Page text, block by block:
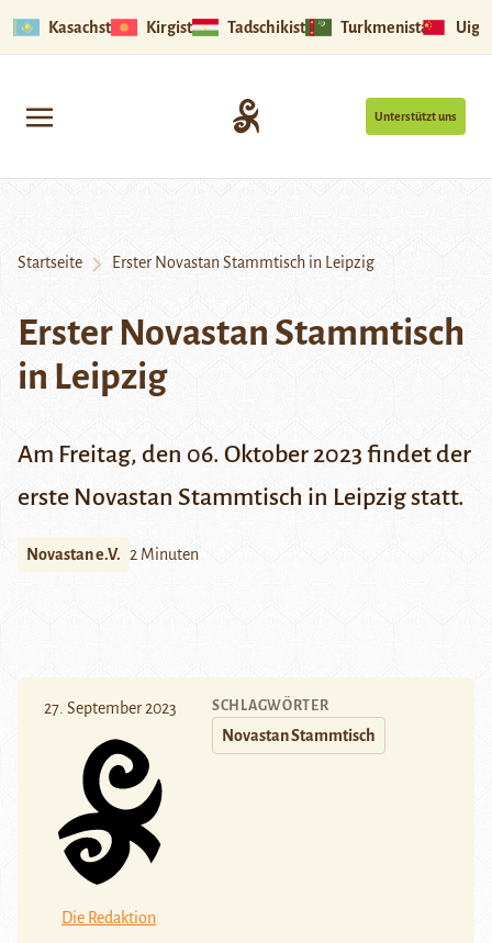
Kasachstan Kirgistan Tadschikistan Turkmenistan
Unterstützt uns
Startseite Erster Novastan Stammtisch in Leipzig
Erster Novastan Stammtisch
in Leipzig
Am Freitag, den 06. Oktober 2023 findet der
erste Novastan Stammtisch in Leipzig statt.
Novastan e.V. 2 Minuten
27. September 2023
Die Redaktion
SCHLAGWÖRTER
Novastan Stammtisch